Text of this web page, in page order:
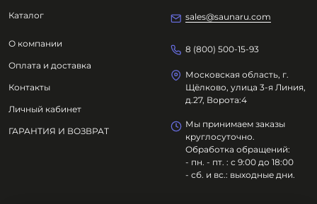
Каталог
О компании
Оплата и доставка
Контакты
Личный кабинет
ГАРАНТИЯ И ВОЗВРАТ
sales@saunaru.com
8 (800) 500-15-93
Московская область, г.
Щёлково, улица 3-я Линия,
д.27, Ворота:4
Мы принимаем заказы
круглосуточно.
Обработка обращений:
- пн. - пт. : с 9:00 до 18:00
- сб. и вс.: выходные дни.